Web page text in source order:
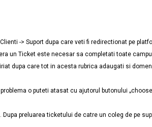
-> Suport dupa care veti fi redirectionat pe
un Ticket este necesar sa completati toate
dupa care tot in acesta rubrica adaugati si
o puteti atasat cu ajutorul butonului
preluarea ticketului de catre un coleg de pe